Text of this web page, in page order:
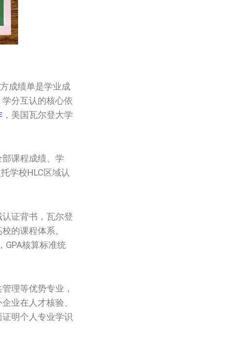
成绩单是学业成
分互认的核心依
，美国瓦尔登大学
课程成绩、学
学校HLC区域认
证背书，瓦尔登
的课程体系。
GPA核算标准统
理等优势专业，
业在人才核验、
明个人专业学识